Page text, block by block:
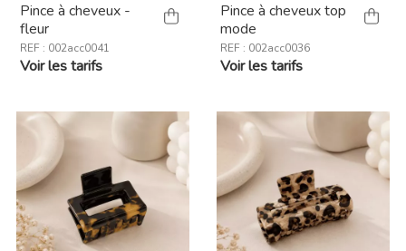
Pince à cheveux -
fleur
REF : 002acc0041
Voir les tarifs
Pince à cheveux top
mode
REF : 002acc0036
Voir les tarifs